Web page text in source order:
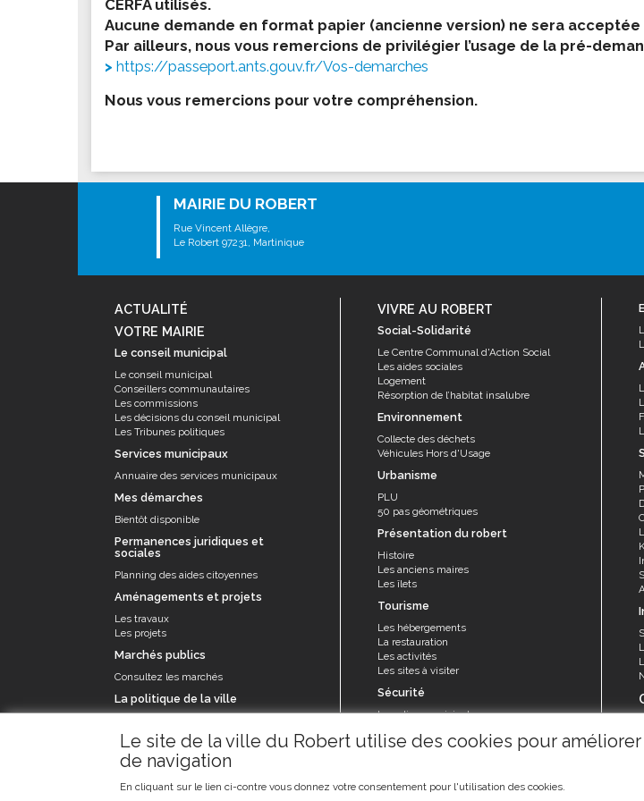
Le site de la ville du Robert utilise des cookies pour
de navigation
En cliquant sur le lien ci-contre vous donnez votre consentement pour l'utilisation des cookies.
Les associations
Les droits et obligations
Faire une demande de subvention
Infos baignade
Infos sargasse
Toilettes publiques
Les marchés
Le funéraire
Numéros d'urgence
Annuaire santé
CERFA utilisés.
Aucune demande en format papier (ancienne version) ne sera
Par ailleurs, nous vous remercions de privilégier l’usage de la pré-
https://passeport.ants.gouv.fr/Vos-demarches
Nous vous remercions pour votre compréhension.
MAIRIE DU ROBERT
Rue Vincent Allègre,
Le Robert 97231, Martinique
ACTUALITÉ
VOTRE MAIRIE
Le conseil municipal
Le conseil municipal
Conseillers communautaires
Les commissions
Les décisions du conseil municipal
Les Tribunes politiques
Services municipaux
Annuaire des services municipaux
Mes démarches
Bientôt disponible
Permanences juridiques et
sociales
Planning des aides citoyennes
Aménagements et projets
Les travaux
Les projets
Marchés publics
Consultez les marchés
La politique de la ville
VIVRE AU ROBERT
Social-Solidarité
Le Centre Communal d'Action Social
Les aides sociales
Logement
Résorption de l’habitat insalubre
Environnement
Collecte des déchets
Véhicules Hors d'Usage
Urbanisme
PLU
50 pas géométriques
Présentation du robert
Histoire
Les anciens maires
Les îlets
Tourisme
Les hébergements
La restauration
Les activités
Les sites à visiter
Sécurité
La police municipale
prévention